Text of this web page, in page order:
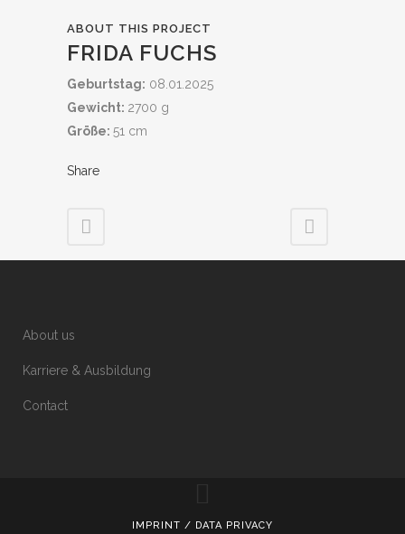
ABOUT THIS PROJECT
FRIDA FUCHS
Geburtstag: 08.01.2025
Gewicht: 2700 g
Größe: 51 cm
Share
About us
Karriere & Ausbildung
Contact
IMPRINT / DATA PRIVACY